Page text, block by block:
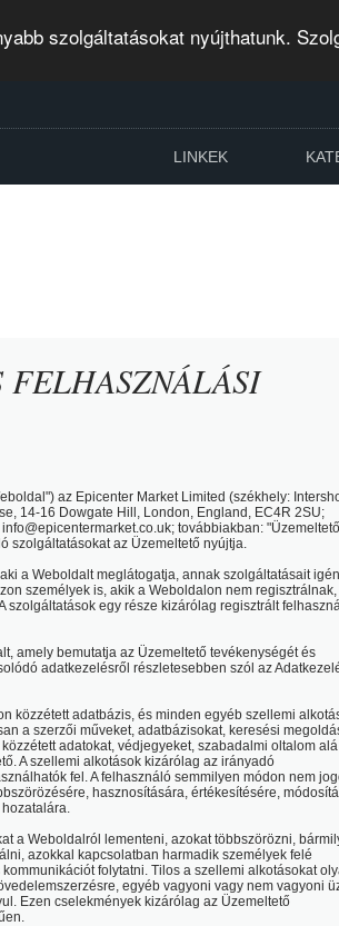
szolgáltatásokat nyújthatunk.
LINKEK
FELHASZNÁLÁSI
) az Epicenter Market Limited (székhely:
14-16 Dowgate Hill, London, England, EC4R 2SU;
továbbiakban:
szolgáltatásokat az Üzemeltető nyújtja.
a Weboldalt meglátogatja, annak szolgáltatásait
személyek is, akik a Weboldalon nem regisztrálnak,
szolgáltatások egy része kizárólag regisztrált
amely bemutatja az Üzemeltető tevékenységét és
adatkezelésről részletesebben szól az
közzétett adatbázis, és minden egyéb szellemi
a szerzői műveket, adatbázisokat, keresési
adatokat, védjegyeket, szabadalmi oltalom
A szellemi alkotások kizárólag az irányadó
fel. A felhasználó semmilyen módon nem
hasznosítására, értékesítésére,
a Weboldalról lementeni, azokat többszörözni,
azokkal kapcsolatban harmadik személyek felé
folytatni. Tilos a szellemi alkotásokat
egyéb vagyoni vagy nem vagyoni
Ezen cselekmények kizárólag az Üzemeltető